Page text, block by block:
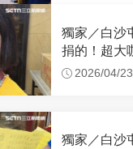
獨家／白沙
捐的！超大
蹟 一靠近
2026/04/
獨家／白沙